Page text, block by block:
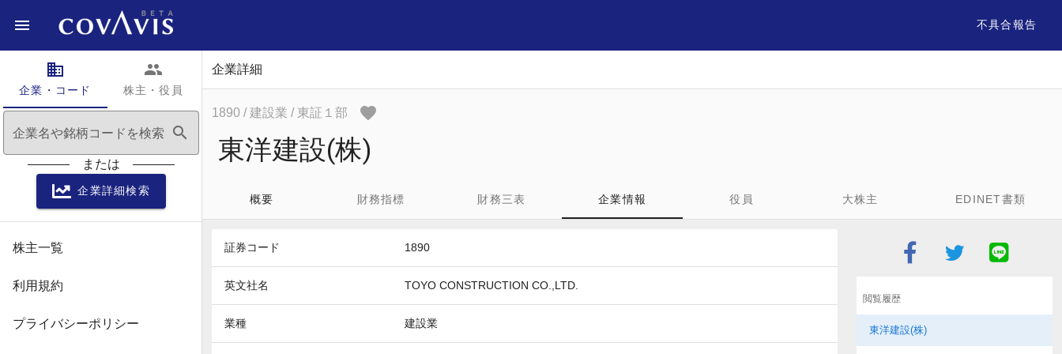
企業・コード
domain
株主・役員
people
企業名や銘柄コードを検索 search
または
企業詳細検索
株主一覧
利用規約
プライバシーポリシー
不具合報告
企業詳細
1890 / 建設業 / 東証１部
東洋建設(株)
概要 財務指標 財務三表 企業情報 役員 大株主 EDINET書類
証券コード 1890
英文社名 TOYO CONSTRUCTION CO.,LTD.
業種 建設業
閲覧履歴
東洋建設(株)